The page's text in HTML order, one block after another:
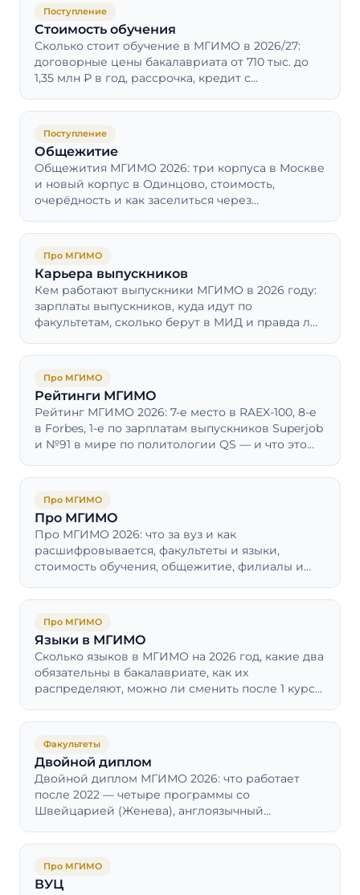
Поступление
Стоимость обучения
Сколько стоит обучение в МГИМО в 2026/27:
договорные цены бакалавриата от 710 тыс. до
1,35 млн ₽ в год, рассрочка, кредит с
Поступление
Общежитие
Общежития МГИМО 2026: три корпуса в Москве
и новый корпус в Одинцово, стоимость,
очерёдность и как заселиться через
Про МГИМО
Карьера выпускников
Кем работают выпускники МГИМО в 2026 году:
зарплаты выпускников, куда идут по
факультетам, сколько берут в МИД и правда ли,
Про МГИМО
Рейтинги МГИМО
Рейтинг МГИМО 2026: 7-е место в RAEX-100, 8-е
в Forbes, 1-е по зарплатам выпускников Superjob
и №91 в мире по политологии QS — и что это
Про МГИМО
Про МГИМО
Про МГИМО 2026: что за вуз и как
расшифровывается, факультеты и языки,
стоимость обучения, общежитие, филиалы и
Про МГИМО
Языки в МГИМО
Сколько языков в МГИМО на 2026 год, какие два
обязательны в бакалавриате, как их
распределяют, можно ли сменить после 1 курса,
Факультеты
Двойной диплом
Двойной диплом МГИМО 2026: что работает
после 2022 — четыре программы со
Швейцарией (Женева), англоязычный
Про МГИМО
ВУЦ